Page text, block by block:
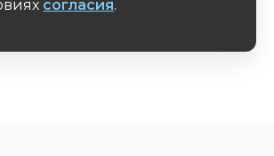
согласия.